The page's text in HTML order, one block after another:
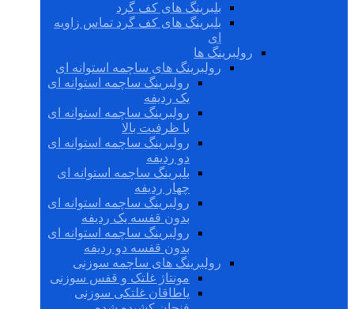
بلبرینگ های کف گرد
بلبرینگ های کف گرد تماس زاویه
ای
رولبرینگ ها
رولبرینگ های ساچمه استوانه ای
رولبرینگ ساچمه استوانه ای
یک ردیفه
رولبرینگ ساچمه استوانه ای
با ظرفیت بالا
رولبرینگ ساچمه استوانه ای
دو ردیفه
بلبرینگ ساچمه استوانه ای
چهار ردیفه
رولبرینگ ساچمه استوانه ای
بدون قفسه یک ردیفه
رولبرینگ ساچمه استوانه ای
بدون قفسه دو ردیفه
رولبرینگ های ساچمه سوزنی
مونتاژ غلتک و قفس سوزنی
یاطاقان غلتکی سوزنی